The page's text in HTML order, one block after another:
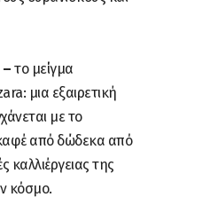
– το μείγμα
μια εξαιρετική
με το
από δώδεκα από
καλλιέργειας της
κόσμο.